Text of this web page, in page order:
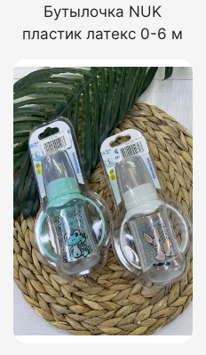
Бутылочка NUK
пластик латекс 0-6 м